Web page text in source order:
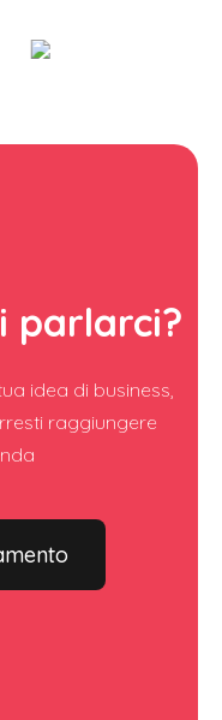
parlarci?
idea di business,
raggiungere